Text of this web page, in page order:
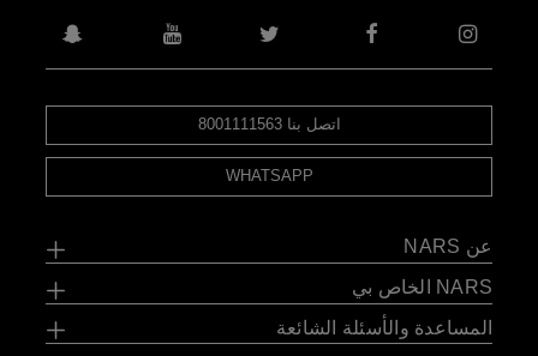
اتصل بنا 8001111563
WHATSAPP
عن NARS
NARS الخاص بي
المساعدة والأسئلة الشائعة